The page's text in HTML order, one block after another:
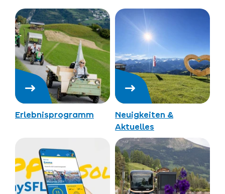
Erlebnisprogramm
Neuigkeiten &
Aktuelles